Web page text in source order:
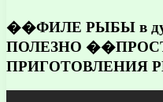
��ФИЛЕ РЫБЫ в
ПОЛЕЗНО
ПРИГОТОВЛЕНИЯ